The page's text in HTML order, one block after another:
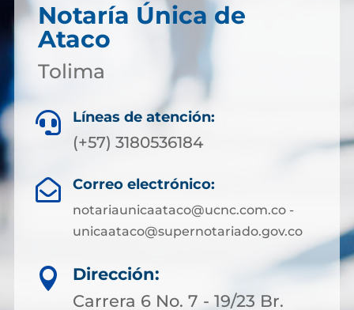
Notaría Única de
Ataco
Tolima
 Líneas de atención:
(+57) 3180536184
 Correo electrónico:
notariaunicaataco@ucnc.com.co -
unicaataco@supernotariado.gov.co

Dirección:
Carrera 6 No. 7 - 19/23 Br.